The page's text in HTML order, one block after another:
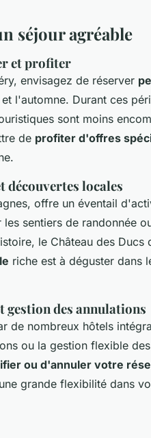
séjour agréable
et profiter
envisagez de réserver
l'automne. Durant ces
sont moins
de profiter d'offres
découvertes locales
offre un éventail
sentiers de randonnée
le Château des Ducs
riche est à déguster dans
gestion des annulations
de nombreux hôtels
ou la gestion flexible
ou d'annuler votre
grande flexibilité dans